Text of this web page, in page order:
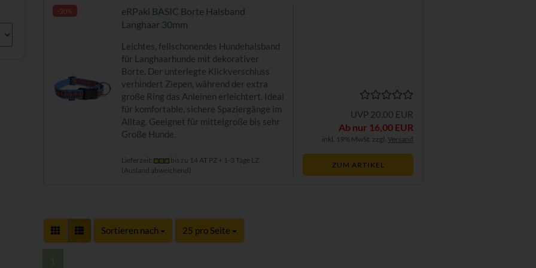
-20%
eRPaki BASIC Borte Halsband
Langhaar 30mm
Leichtes, fellschonendes Hundehalsband
für Langhaarhunde mit dekorativer
Borte. Der unterlegte Klickverschluss
verhindert Ziepen, während der extra
große Ring das Anleinen erleichtert. Ideal
für komfortable, sichere Spaziergänge im
Alltag. Geeignet für mittelgroße bis sehr
Große Hunde.
Lieferzeit:
bis zu 14 AT PZ + 1-3 Tage LZ
(Ausland abweichend)
UVP 20,00 EUR
Ab nur 16,00 EUR
inkl. 19% MwSt. zzgl. Versand
ZUM ARTIKEL
Sortieren nach
Sortieren nach 25 pro Seite
pro Seite